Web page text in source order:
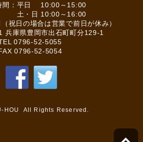
間：平日 10:00～15:00
日 10:00～16:00
祝日の場合は営業で前日が休み）
兵庫県豊岡市出石町町分129-1
0796-52-5055
0796-52-5054
HOU All Rights Reserved.